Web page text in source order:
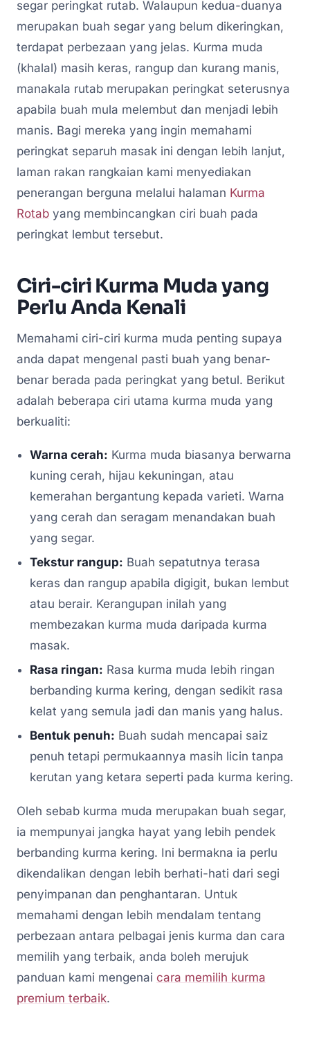
segar peringkat rutab. Walaupun kedua-duanya
merupakan buah segar yang belum dikeringkan,
terdapat perbezaan yang jelas. Kurma muda
(khalal) masih keras, rangup dan kurang manis,
manakala rutab merupakan peringkat seterusnya
apabila buah mula melembut dan menjadi lebih
manis. Bagi mereka yang ingin memahami
peringkat separuh masak ini dengan lebih lanjut,
laman rakan rangkaian kami menyediakan
penerangan berguna melalui halaman Kurma
Rotab yang membincangkan ciri buah pada
peringkat lembut tersebut.
Ciri-ciri Kurma Muda yang
Perlu Anda Kenali
Memahami ciri-ciri kurma muda penting supaya
anda dapat mengenal pasti buah yang benar-
benar berada pada peringkat yang betul. Berikut
adalah beberapa ciri utama kurma muda yang
berkualiti:
Warna cerah: Kurma muda biasanya berwarna
kuning cerah, hijau kekuningan, atau
kemerahan bergantung kepada varieti. Warna
yang cerah dan seragam menandakan buah
yang segar.
Tekstur rangup: Buah sepatutnya terasa
keras dan rangup apabila digigit, bukan lembut
atau berair. Kerangupan inilah yang
membezakan kurma muda daripada kurma
masak.
Rasa ringan: Rasa kurma muda lebih ringan
berbanding kurma kering, dengan sedikit rasa
kelat yang semula jadi dan manis yang halus.
Bentuk penuh: Buah sudah mencapai saiz
penuh tetapi permukaannya masih licin tanpa
kerutan yang ketara seperti pada kurma kering.
Oleh sebab kurma muda merupakan buah segar,
ia mempunyai jangka hayat yang lebih pendek
berbanding kurma kering. Ini bermakna ia perlu
dikendalikan dengan lebih berhati-hati dari segi
penyimpanan dan penghantaran. Untuk
memahami dengan lebih mendalam tentang
perbezaan antara pelbagai jenis kurma dan cara
memilih yang terbaik, anda boleh merujuk
panduan kami mengenai cara memilih kurma
premium terbaik.